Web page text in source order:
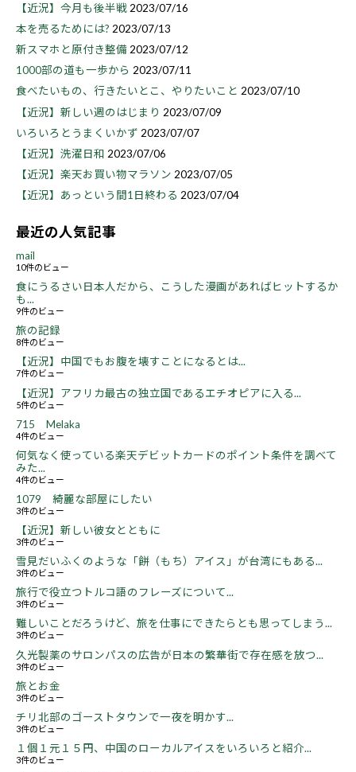
【近況】今月も後半戦 2023/07/16
本を売るためには? 2023/07/13
新スマホと原付き整備 2023/07/12
1000部の道も一歩から 2023/07/11
食べたいもの、行きたいとこ、やりたいこと 2023/07/10
【近況】新しい週のはじまり 2023/07/09
いろいろとうまくいかず 2023/07/07
【近況】洗濯日和 2023/07/06
【近況】楽天お買い物マラソン 2023/07/05
【近況】あっという間1日終わる 2023/07/04
最近の人気記事
mail
10件のビュー
食にうるさい日本人だから、こうした漫画があればヒットするか
も...
9件のビュー
旅の記録
8件のビュー
【近況】中国でもお腹を壊すことになるとは...
7件のビュー
【近況】アフリカ最古の独立国であるエチオピアに入る...
5件のビュー
715 Melaka
4件のビュー
何気なく使っている楽天デビットカードのポイント条件を調べて
みた...
4件のビュー
1079 綺麗な部屋にしたい
3件のビュー
【近況】新しい彼女とともに
3件のビュー
雪見だいふくのような「餅（もち）アイス」が台湾にもある...
3件のビュー
旅行で役立つトルコ語のフレーズについて...
3件のビュー
難しいことだろうけど、旅を仕事にできたらとも思ってしまう...
3件のビュー
久光製薬のサロンパスの広告が日本の繁華街で存在感を放つ...
3件のビュー
旅とお金
3件のビュー
チリ北部のゴーストタウンで一夜を明かす...
3件のビュー
１個１元１５円、中国のローカルアイスをいろいろと紹介...
3件のビュー